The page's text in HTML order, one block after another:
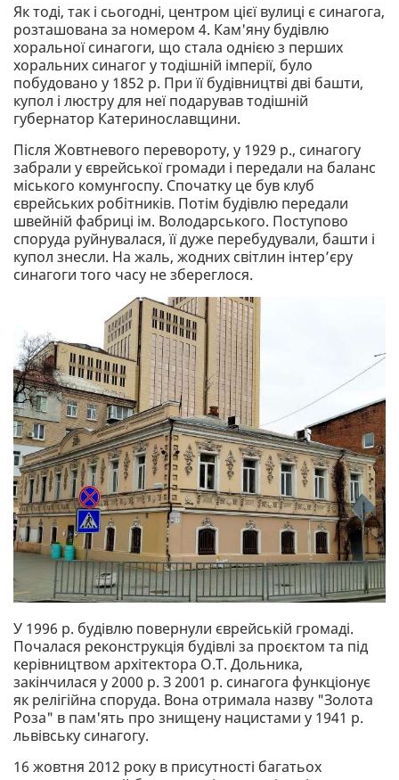
Як тоді, так і сьогодні, центром цієї вулиці є синагога,
розташована за номером 4. Кам'яну будівлю
хоральної синагоги, що стала однією з перших
хоральних синагог у тодішній імперії, було
побудовано у 1852 р. При її будівництві дві башти,
купол і люстру для неї подарував тодішній
губернатор Катеринославщини.
Після Жовтневого перевороту, у 1929 р., синагогу
забрали у єврейської громади і передали на баланс
міського комунгоспу. Спочатку це був клуб
єврейських робітників. Потім будівлю передали
швейній фабриці ім. Володарського. Поступово
споруда руйнувалася, її дуже перебудували, башти і
купол знесли. На жаль, жодних світлин інтер’єру
синагоги того часу не збереглося.
У 1996 р. будівлю повернули єврейській громаді.
Почалася реконструкція будівлі за проєктом та під
керівництвом архітектора О.Т. Дольника,
закінчилася у 2000 р. З 2001 р. синагога функціонує
як релігійна споруда. Вона отримала назву "Золота
Роза" в пам'ять про знищену нацистами у 1941 р.
львівську синагогу.
16 жовтня 2012 року в присутності багатьох